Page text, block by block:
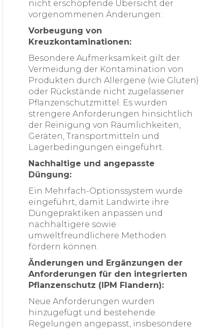
nicht erschöpfende Übersicht der
vorgenommenen Änderungen:
Vorbeugung von
Kreuzkontaminationen:
Besondere Aufmerksamkeit gilt der
Vermeidung der Kontamination von
Produkten durch Allergene (wie Gluten)
oder Rückstände nicht zugelassener
Pflanzenschutzmittel. Es wurden
strengere Anforderungen hinsichtlich
der Reinigung von Räumlichkeiten,
Geräten, Transportmitteln und
Lagerbedingungen eingeführt.
Nachhaltige und angepasste
Düngung:
Ein Mehrfach-Optionssystem wurde
eingeführt, damit Landwirte ihre
Düngepraktiken anpassen und
nachhaltigere sowie
umweltfreundlichere Methoden
fördern können.
Änderungen und Ergänzungen der
Anforderungen für den integrierten
Pflanzenschutz (IPM Flandern):
Neue Anforderungen wurden
hinzugefügt und bestehende
Regelungen angepasst, insbesondere